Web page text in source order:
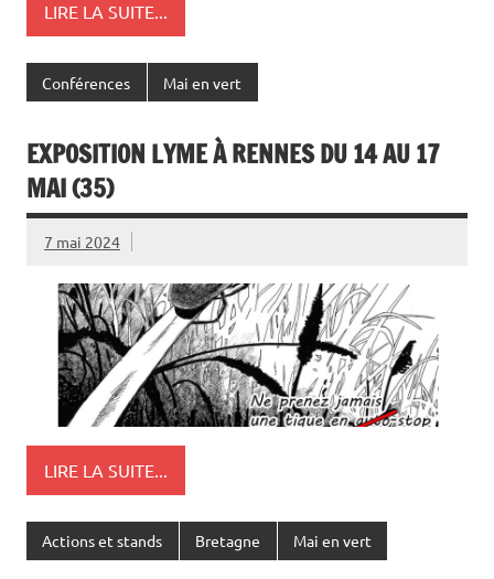
LIRE LA SUITE...
Conférences Mai en vert
EXPOSITION LYME À RENNES DU 14 AU 17
MAI (35)
7 mai 2024
LIRE LA SUITE...
Actions et stands Bretagne Mai en vert